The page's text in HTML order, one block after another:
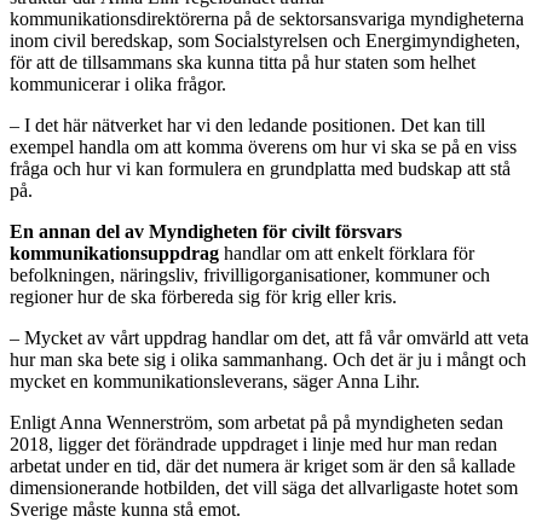
kommunikationsdirektörerna på de sektorsansvariga myndigheterna
inom civil beredskap, som Socialstyrelsen och Energimyndigheten,
för att de tillsammans ska kunna titta på hur staten som helhet
kommunicerar i olika frågor.
– I det här nätverket har vi den ledande positionen. Det kan till
exempel handla om att komma överens om hur vi ska se på en viss
fråga och hur vi kan formulera en grundplatta med budskap att stå
på.
En annan del av Myndigheten för civilt försvars
kommunikationsuppdrag handlar om att enkelt förklara för
befolkningen, näringsliv, frivilligorganisationer, kommuner och
regioner hur de ska förbereda sig för krig eller kris.
– Mycket av vårt uppdrag handlar om det, att få vår omvärld att veta
hur man ska bete sig i olika sammanhang. Och det är ju i mångt och
mycket en kommunikationsleverans, säger Anna Lihr.
Enligt Anna Wennerström, som arbetat på på myndigheten sedan
2018, ligger det förändrade uppdraget i linje med hur man redan
arbetat under en tid, där det numera är kriget som är den så kallade
dimensionerande hotbilden, det vill säga det allvarligaste hotet som
Sverige måste kunna stå emot.